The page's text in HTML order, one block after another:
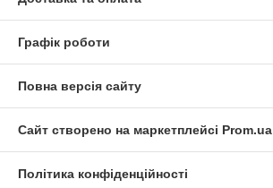
Графік роботи
Повна версія сайту
Сайт створено на маркетплейсі Prom.ua
Політика конфіденційності